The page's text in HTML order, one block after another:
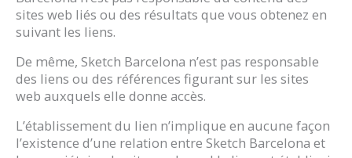
sites web liés ou des résultats que vous obtenez en
suivant les liens.
De même, Sketch Barcelona n’est pas responsable
des liens ou des références figurant sur les sites
web auxquels elle donne accès.
L’établissement du lien n’implique en aucune façon
l’existence d’une relation entre Sketch Barcelona et